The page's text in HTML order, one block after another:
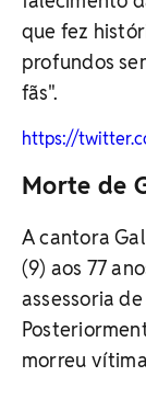
que fez
profundos
fãs".
https://
Morte de
A cantora
(9) aos 77
assessoria
morreu